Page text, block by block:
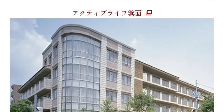
アクティブライフ箕面